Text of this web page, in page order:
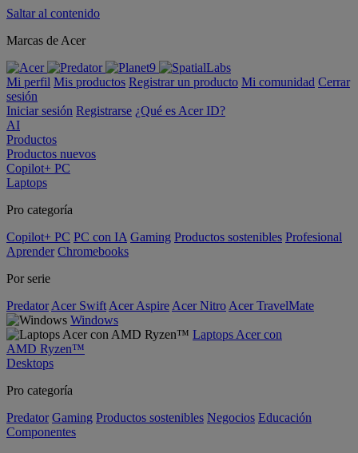
Saltar al contenido
Marcas de Acer
Mi perfil Mis productos Registrar un producto Mi comunidad Cerrar
sesión
Iniciar sesión Registrarse ¿Qué es Acer ID?
AI
Productos
Productos nuevos
Copilot+ PC
Laptops
Pro categoría
Copilot+ PC PC con IA Gaming Productos sostenibles Profesional
Aprender Chromebooks
Por serie
Predator Acer Swift Acer Aspire Acer Nitro Acer TravelMate
Windows
Laptops Acer con
AMD Ryzen™
Desktops
Pro categoría
Predator Gaming Productos sostenibles Negocios Educación
Componentes